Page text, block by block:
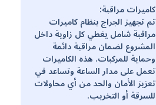
كاميرات مراقبة:
تم تجهيز الجراج بنظام كاميرات
مراقبة شامل يغطي كل زاوية داخل
المشروع لضمان مراقبة دائمة
وحماية للمركبات. هذه الكاميرات
تعمل على مدار الساعة وتساعد في
تعزيز الأمان والحد من أي محاولات
للسرقة أو التخريب.